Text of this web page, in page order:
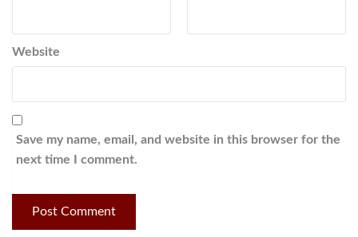
Website
Save my name, email, and website in this browser for the
next time I comment.